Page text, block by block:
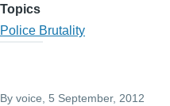
Topics
Police Brutality
By voice, 5 September, 2012